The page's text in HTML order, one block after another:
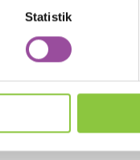
Statistik
göra en
och
till Cura